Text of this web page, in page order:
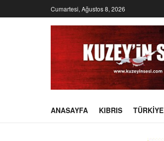
Cumartesi, Ağustos 8, 2026
ANASAYFA KIBRIS TÜRKIYE